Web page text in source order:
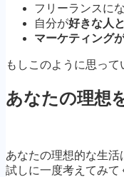
フリーランスに
自分が好きな人
マーケティング
もしこのように思って
あなたの理想
あなたの理想的な生活
試しに一度考えてみて